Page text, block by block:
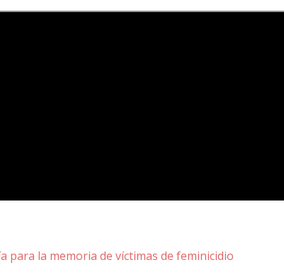
para la memoria de víctimas de feminicidio